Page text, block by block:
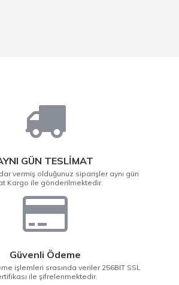
GÜN TESLİMAT
vermiş olduğunuz siparişler aynı gün
Kargo ile gönderilmektedir.
Güvenli Ödeme
işlemleri srasında veriler 256BIT SSL
ile şifrelenmektedir.